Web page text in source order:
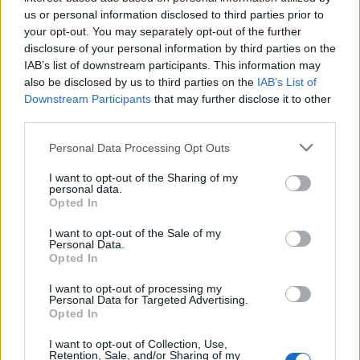
us or personal information disclosed to third parties prior to
your opt-out. You may separately opt-out of the further
disclosure of your personal information by third parties on the
IAB’s list of downstream participants. This information may
also be disclosed by us to third parties on the IAB’s List of
Downstream Participants that may further disclose it to other
Personal Data Processing Opt Outs
I want to opt-out of the Sharing of my
personal data.
Opted In
I want to opt-out of the Sale of my
Personal Data.
Opted In
I want to opt-out of processing my
Personal Data for Targeted Advertising.
Opted In
I want to opt-out of Collection, Use,
Retention, Sale, and/or Sharing of my
DEIXA UNA RESPOSTA